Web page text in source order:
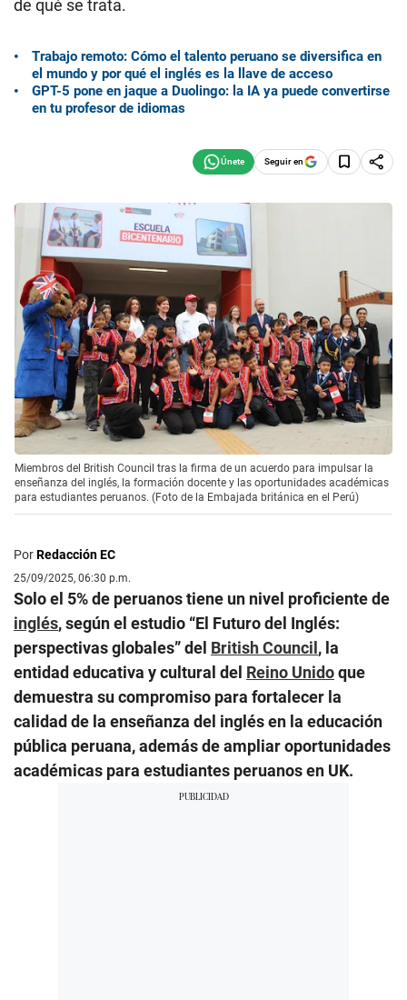
de qué se trata.
Trabajo remoto: Cómo el talento peruano se diversifica en
el mundo y por qué el inglés es la llave de acceso
GPT-5 pone en jaque a Duolingo: la IA ya puede convertirse
en tu profesor de idiomas
Seguir en
Miembros del British Council tras la firma de un acuerdo para impulsar la
enseñanza del inglés, la formación docente y las oportunidades académicas
para estudiantes peruanos. (Foto de la Embajada británica en el Perú)
PorRedacción EC
25/09/2025, 06:30 p.m.
Solo el 5% de peruanos tiene un nivel proficiente de
inglés, según el estudio “El Futuro del Inglés:
perspectivas globales” del British Council, la
entidad educativa y cultural del Reino Unidoque
demuestra su compromiso para fortalecer la
calidad de la enseñanza del inglés en la educación
pública peruana, además de ampliar oportunidades
académicas para estudiantes peruanos en UK.